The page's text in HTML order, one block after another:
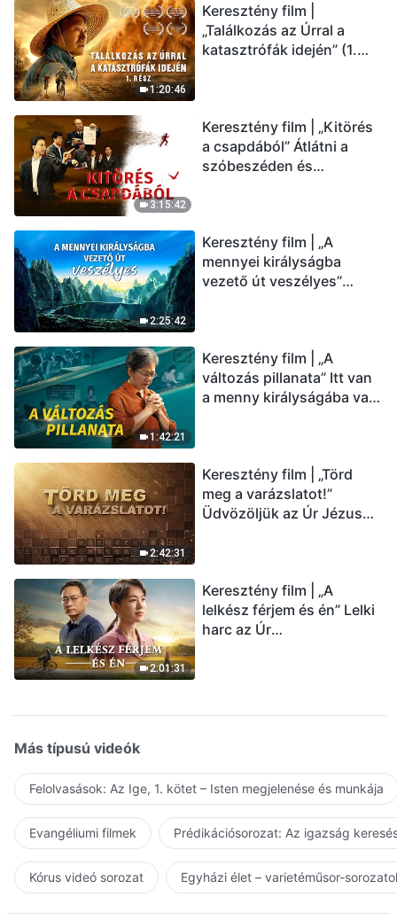
országába? (Magyar
szinkron)
1:20:46
Keresztény film |
„Találkozás az Úrral a
katasztrófák idején” (1.
3:15:42
Keresztény film | „Kitörés
a csapdából” Átlátni a
szóbeszéden és
2:25:42
Keresztény film | „A
mennyei királyságba
vezető út veszélyes”
1:42:21
Keresztény film | „A
változás pillanata” Itt van
a menny királyságába való
2:42:31
Keresztény film | „Törd
meg a varázslatot!”
Üdvözöljük az Úr Jézus
2:01:31
Keresztény film | „A
lelkész férjem és én” Lelki
harc az Úr
Más típusú videók
Felolvasások: Az Ige, 1. kötet – Isten megjelenése és munkája
Evangéliumi filmek Prédikációsorozat: Az igazság
Kórus videó sorozat Egyházi élet – varietéműsor-